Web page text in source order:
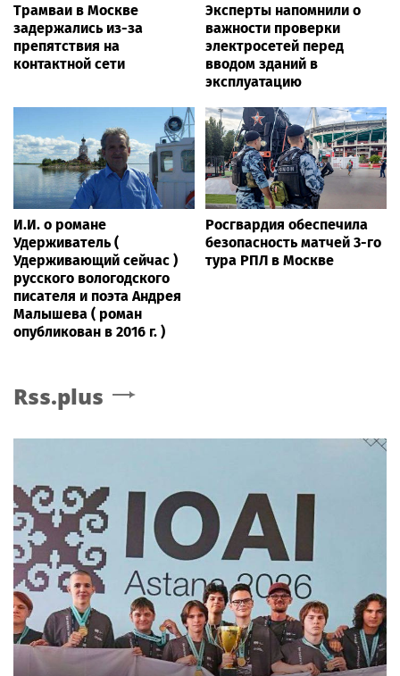
Трамваи в Москве
задержались из-за
препятствия на
контактной сети
Эксперты напомнили о
важности проверки
электросетей перед
вводом зданий в
эксплуатацию
И.И. о романе
Удерживатель (
Удерживающий сейчас )
русского вологодского
писателя и поэта Андрея
Малышева ( роман
опубликован в 2016 г. )
Росгвардия обеспечила
безопасность матчей 3-го
тура РПЛ в Москве
Rss.plus